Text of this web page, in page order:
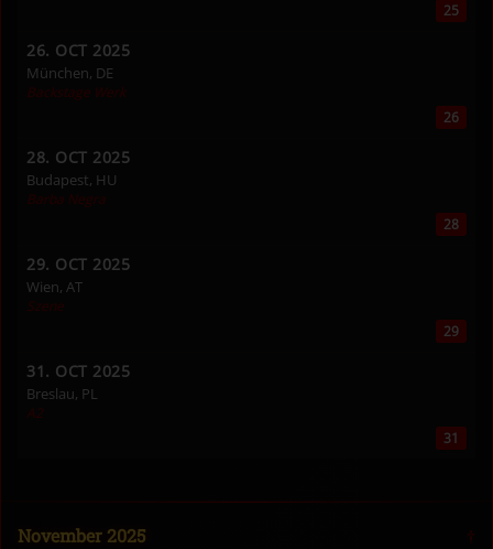
25
26. OCT 2025
München, DE
Backstage Werk
26
28. OCT 2025
Budapest, HU
Barba Negra
28
29. OCT 2025
Wien, AT
Szene
29
31. OCT 2025
Breslau, PL
A2
31
November 2025